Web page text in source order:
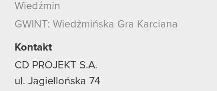
Wiedźmin
GWINT: Wiedźmińska Gra Karciana
Kontakt
CD PROJEKT S.A.
ul. Jagiellońska 74